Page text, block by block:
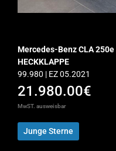
Mercedes-Benz CLA 250e
HECKKLAPPE
99.980 | EZ 05.2021
21.980.00€
MwST. ausweisbar
Junge Sterne